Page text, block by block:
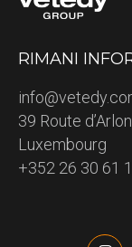
RIMANI
39 Route
Luxembourg
+352 26 30 61 1